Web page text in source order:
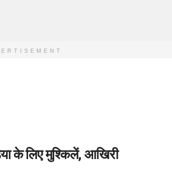
के लिए मुश्किलें, आखिरी